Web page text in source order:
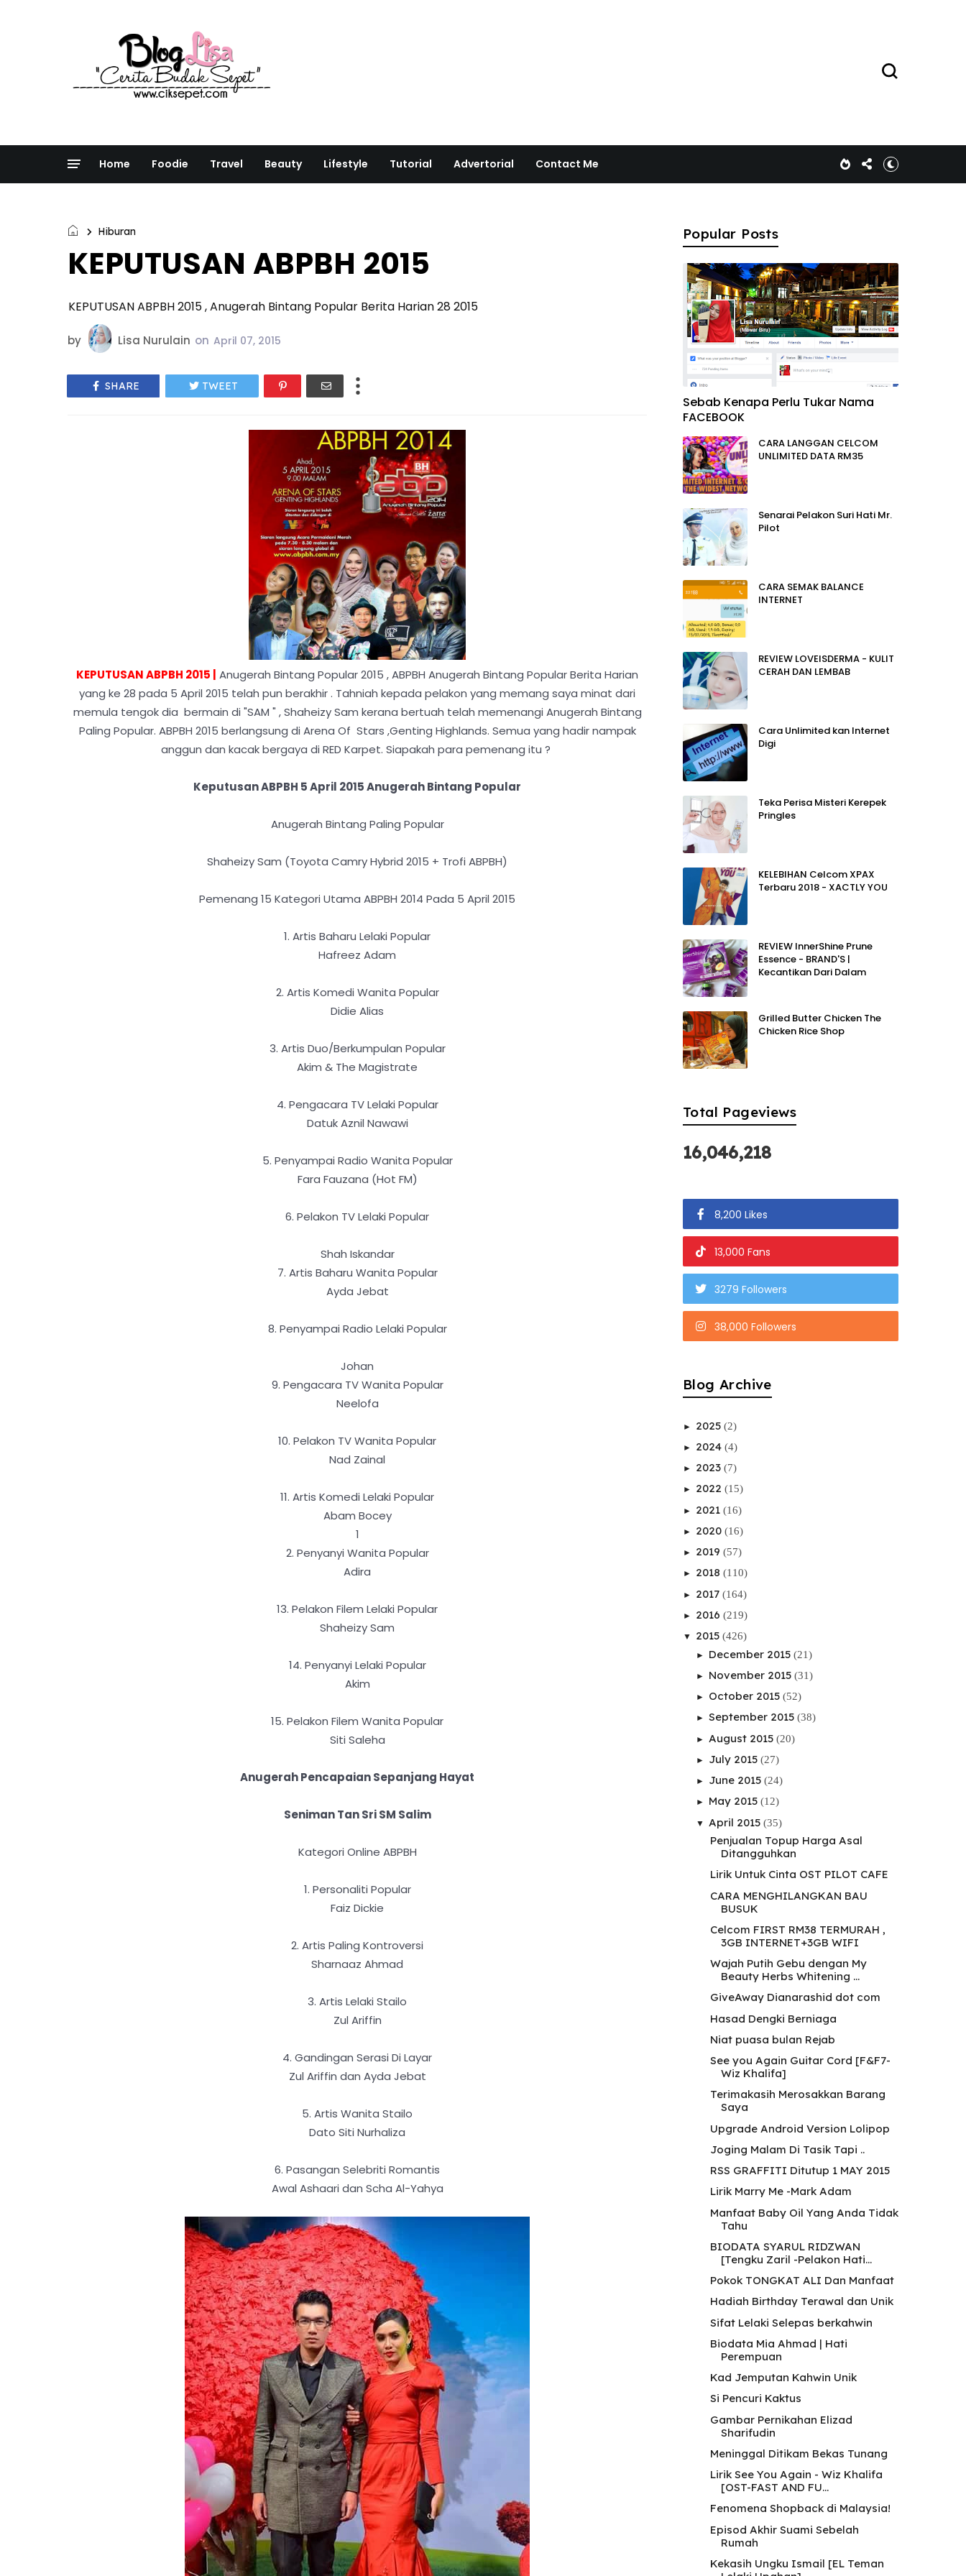
Home Foodie Travel Beauty Lifestyle Tutorial Advertorial Contact Me
Hiburan
KEPUTUSAN ABPBH 2015
KEPUTUSAN ABPBH 2015 , Anugerah Bintang Popular Berita Harian 28 2015
by Lisa Nurulain on April 07, 2015
SHARE TWEET
KEPUTUSAN ABPBH 2015 |
Anugerah Bintang Popular 2015 , ABPBH Anugerah Bintang Popular Berita Harian
yang ke 28 pada 5 April 2015 telah pun berakhir . Tahniah kepada pelakon yang memang saya minat dari
memula tengok dia bermain di "SAM " , Shaheizy Sam kerana bertuah telah memenangi Anugerah Bintang
Paling Popular. ABPBH 2015 berlangsung di Arena Of Stars ,Genting Highlands. Semua yang hadir nampak
anggun dan kacak bergaya di RED Karpet. Siapakah para pemenang itu ?
Keputusan ABPBH 5 April 2015 Anugerah Bintang Popular
Anugerah Bintang Paling Popular
Shaheizy Sam (Toyota Camry Hybrid 2015 + Trofi ABPBH)
Pemenang 15 Kategori Utama ABPBH 2014 Pada 5 April 2015
1. Artis Baharu Lelaki Popular
Hafreez Adam
2. Artis Komedi Wanita Popular
Didie Alias
3. Artis Duo/Berkumpulan Popular
Akim & The Magistrate
4. Pengacara TV Lelaki Popular
Datuk Aznil Nawawi
5. Penyampai Radio Wanita Popular
Fara Fauzana (Hot FM)
6. Pelakon TV Lelaki Popular
Shah Iskandar
7. Artis Baharu Wanita Popular
Ayda Jebat
8. Penyampai Radio Lelaki Popular
Johan
9. Pengacara TV Wanita Popular
Neelofa
10. Pelakon TV Wanita Popular
Nad Zainal
11. Artis Komedi Lelaki Popular
Abam Bocey
1
2. Penyanyi Wanita Popular
Adira
13. Pelakon Filem Lelaki Popular
Shaheizy Sam
14. Penyanyi Lelaki Popular
Akim
15. Pelakon Filem Wanita Popular
Siti Saleha
Anugerah Pencapaian Sepanjang Hayat
Seniman Tan Sri SM Salim
Kategori Online ABPBH
1. Personaliti Popular
Faiz Dickie
2. Artis Paling Kontroversi
Sharnaaz Ahmad
3. Artis Lelaki Stailo
Zul Ariffin
4. Gandingan Serasi Di Layar
Zul Ariffin dan Ayda Jebat
5. Artis Wanita Stailo
Dato Siti Nurhaliza
6. Pasangan Selebriti Romantis
Awal Ashaari dan Scha Al-Yahya
Popular Posts
Sebab Kenapa Perlu Tukar Nama
FACEBOOK
CARA LANGGAN CELCOM
UNLIMITED DATA RM35
Senarai Pelakon Suri Hati Mr.
Pilot
CARA SEMAK BALANCE
INTERNET
REVIEW LOVEISDERMA - KULIT
CERAH DAN LEMBAB
Cara Unlimited kan Internet
Digi
Teka Perisa Misteri Kerepek
Pringles
KELEBIHAN Celcom XPAX
Terbaru 2018 - XACTLY YOU
REVIEW InnerShine Prune
Essence - BRAND'S |
Kecantikan Dari Dalam
Grilled Butter Chicken The
Chicken Rice Shop
Total Pageviews
16,046,218
8,200 Likes
13,000 Fans
3279 Followers
38,000 Followers
Blog Archive
► 2025 (2)
► 2024 (4)
► 2023 (7)
► 2022 (15)
► 2021 (16)
► 2020 (16)
► 2019 (57)
► 2018 (110)
► 2017 (164)
► 2016 (219)
▼ 2015 (426)
► December 2015 (21)
► November 2015 (31)
► October 2015 (52)
► September 2015 (38)
► August 2015 (20)
► July 2015 (27)
► June 2015 (24)
► May 2015 (12)
▼ April 2015 (35)
Penjualan Topup Harga Asal
Ditangguhkan
Lirik Untuk Cinta OST PILOT CAFE
CARA MENGHILANGKAN BAU
BUSUK
Celcom FIRST RM38 TERMURAH ,
3GB INTERNET+3GB WIFI
Wajah Putih Gebu dengan My
Beauty Herbs Whitening ...
GiveAway Dianarashid dot com
Hasad Dengki Berniaga
Niat puasa bulan Rejab
See you Again Guitar Cord [F&F7-
Wiz Khalifa]
Terimakasih Merosakkan Barang
Saya
Upgrade Android Version Lolipop
Joging Malam Di Tasik Tapi ..
RSS GRAFFITI Ditutup 1 MAY 2015
Lirik Marry Me -Mark Adam
Manfaat Baby Oil Yang Anda Tidak
Tahu
BIODATA SYARUL RIDZWAN
[Tengku Zaril -Pelakon Hati...
Pokok TONGKAT ALI Dan Manfaat
Hadiah Birthday Terawal dan Unik
Sifat Lelaki Selepas berkahwin
Biodata Mia Ahmad | Hati
Perempuan
Kad Jemputan Kahwin Unik
Si Pencuri Kaktus
Gambar Pernikahan Elizad
Sharifudin
Meninggal Ditikam Bekas Tunang
Lirik See You Again - Wiz Khalifa
[OST-FAST AND FU...
Fenomena Shopback di Malaysia!
Episod Akhir Suami Sebelah
Rumah
Kekasih Ungku Ismail [EL Teman